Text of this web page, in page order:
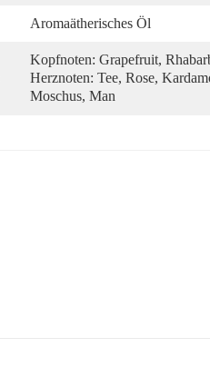
Aromaätherisches Öl
Kopfnoten: Grapefruit,
Herznoten: Tee, Rose,
Moschus, Man